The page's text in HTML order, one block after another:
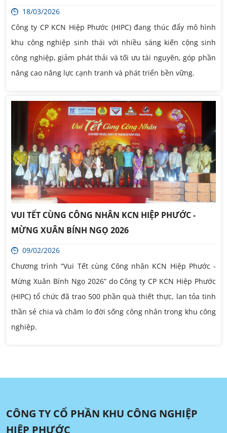
18/03/2026
Công ty CP KCN Hiệp Phước (HIPC) đang thúc đẩy mô hình
khu công nghiệp sinh thái với nhiều sáng kiến cộng sinh
công nghiệp, giảm phát thải và tối ưu tài nguyên, góp phần
nâng cao năng lực cạnh tranh và phát triển bền vững.
VUI TẾT CÙNG CÔNG NHÂN KCN HIỆP PHƯỚC -
MỪNG XUÂN BÍNH NGỌ 2026
09/02/2026
Chương trình “Vui Tết cùng Công nhân KCN Hiệp Phước -
Mừng Xuân Bính Ngọ 2026” do Công ty CP KCN Hiệp Phước
(HIPC) tổ chức đã trao 500 phần quà thiết thực, lan tỏa tinh
thần sẻ chia và chăm lo đời sống công nhân trong khu công
nghiệp.
CÔNG TY CỔ PHẦN KHU CÔNG NGHIỆP
HIỆP PHƯỚC